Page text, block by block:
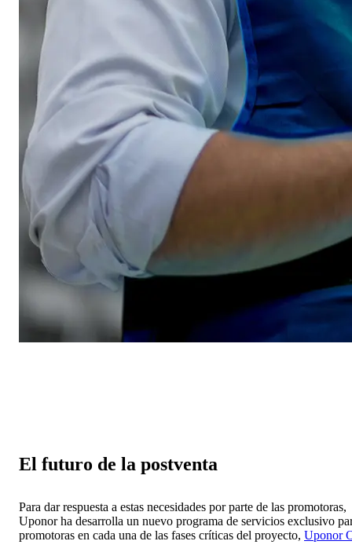
El futuro de la postventa
Para dar respuesta a estas necesidades por parte de las promotoras,
Uponor ha desarrolla un nuevo programa de servicios exclusivo
promotoras en cada una de las fases críticas del proyecto, Uponor